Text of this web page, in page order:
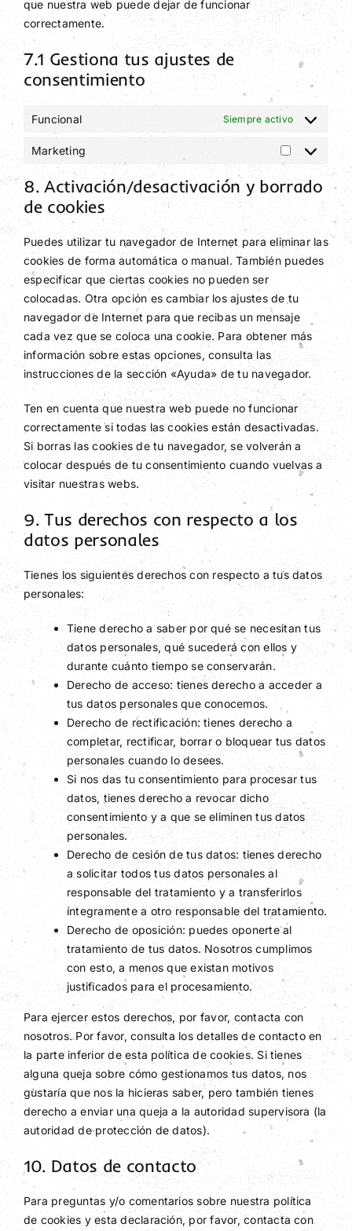
que nuestra web puede dejar de funcionar
correctamente.
7.1 Gestiona tus ajustes de
consentimiento
Funcional Siempre activo
Marketing
Marketing
8. Activación/desactivación y borrado
de cookies
Puedes utilizar tu navegador de Internet para eliminar las
cookies de forma automática o manual. También puedes
especificar que ciertas cookies no pueden ser
colocadas. Otra opción es cambiar los ajustes de tu
navegador de Internet para que recibas un mensaje
cada vez que se coloca una cookie. Para obtener más
información sobre estas opciones, consulta las
instrucciones de la sección «Ayuda» de tu navegador.
Ten en cuenta que nuestra web puede no funcionar
correctamente si todas las cookies están desactivadas.
Si borras las cookies de tu navegador, se volverán a
colocar después de tu consentimiento cuando vuelvas a
visitar nuestras webs.
9. Tus derechos con respecto a los
datos personales
Tienes los siguientes derechos con respecto a tus datos
personales:
Tiene derecho a saber por qué se necesitan tus
datos personales, qué sucederá con ellos y
durante cuánto tiempo se conservarán.
Derecho de acceso: tienes derecho a acceder a
tus datos personales que conocemos.
Derecho de rectificación: tienes derecho a
completar, rectificar, borrar o bloquear tus datos
personales cuando lo desees.
Si nos das tu consentimiento para procesar tus
datos, tienes derecho a revocar dicho
consentimiento y a que se eliminen tus datos
personales.
Derecho de cesión de tus datos: tienes derecho
a solicitar todos tus datos personales al
responsable del tratamiento y a transferirlos
íntegramente a otro responsable del tratamiento.
Derecho de oposición: puedes oponerte al
tratamiento de tus datos. Nosotros cumplimos
con esto, a menos que existan motivos
justificados para el procesamiento.
Para ejercer estos derechos, por favor, contacta con
nosotros. Por favor, consulta los detalles de contacto en
la parte inferior de esta política de cookies. Si tienes
alguna queja sobre cómo gestionamos tus datos, nos
gustaría que nos la hicieras saber, pero también tienes
derecho a enviar una queja a la autoridad supervisora (la
autoridad de protección de datos).
10. Datos de contacto
Para preguntas y/o comentarios sobre nuestra política
de cookies y esta declaración, por favor, contacta con